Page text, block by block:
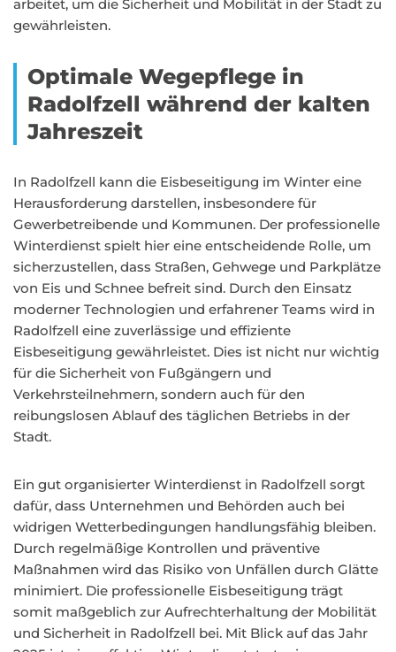
arbeitet, um die Sicherheit und Mobilität in der Stadt zu
gewährleisten.
Optimale Wegepflege in
Radolfzell während der kalten
Jahreszeit
In Radolfzell kann die Eisbeseitigung im Winter eine
Herausforderung darstellen, insbesondere für
Gewerbetreibende und Kommunen. Der professionelle
Winterdienst spielt hier eine entscheidende Rolle, um
sicherzustellen, dass Straßen, Gehwege und Parkplätze
von Eis und Schnee befreit sind. Durch den Einsatz
moderner Technologien und erfahrener Teams wird in
Radolfzell eine zuverlässige und effiziente
Eisbeseitigung gewährleistet. Dies ist nicht nur wichtig
für die Sicherheit von Fußgängern und
Verkehrsteilnehmern, sondern auch für den
reibungslosen Ablauf des täglichen Betriebs in der
Stadt.
Ein gut organisierter Winterdienst in Radolfzell sorgt
dafür, dass Unternehmen und Behörden auch bei
widrigen Wetterbedingungen handlungsfähig bleiben.
Durch regelmäßige Kontrollen und präventive
Maßnahmen wird das Risiko von Unfällen durch Glätte
minimiert. Die professionelle Eisbeseitigung trägt
somit maßgeblich zur Aufrechterhaltung der Mobilität
und Sicherheit in Radolfzell bei. Mit Blick auf das Jahr